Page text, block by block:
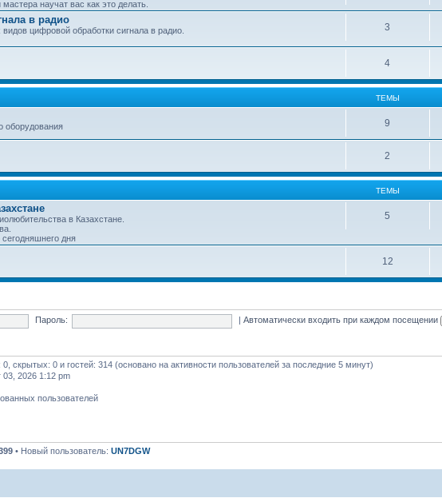
научат вас как это делать.
в радио
цифровой обработки сигнала в радио.
3
4
ТЕМЫ
оборудования 9
2
ТЕМЫ
в Казахстане.
дня
5
12
Пароль: |Автоматически входить при каждом посещении
0, скрытых: 0 и гостей: 314 (основано на активности пользователей за последние 5 минут)
2026 1:12 pm
пользователей
• Новый пользователь: UN7DGW